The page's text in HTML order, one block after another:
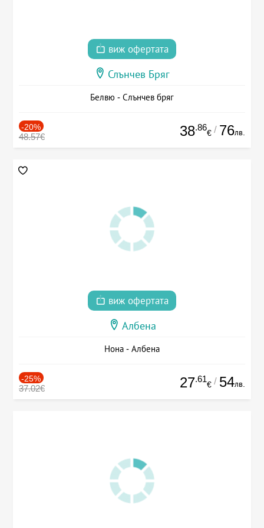
виж офертата
Слънчев Бряг
Белвю - Слънчев бряг
-20%
48.57€ 38.86
€ / 76лв.
виж офертата
Албена
Нона - Албена
-25%
37.02€ 27.61
€ / 54лв.